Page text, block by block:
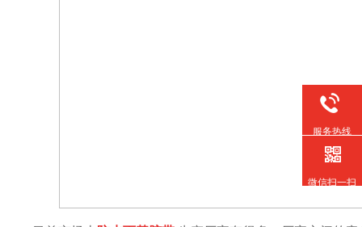
服务热线
微信扫一扫